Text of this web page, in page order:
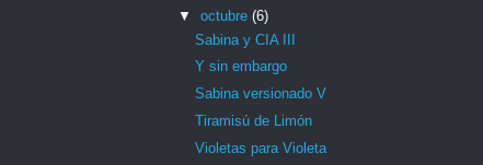
▼ octubre (6)
Sabina y CIA III
Y sin embargo
Sabina versionado V
Tiramisú de Limón
Violetas para Violeta